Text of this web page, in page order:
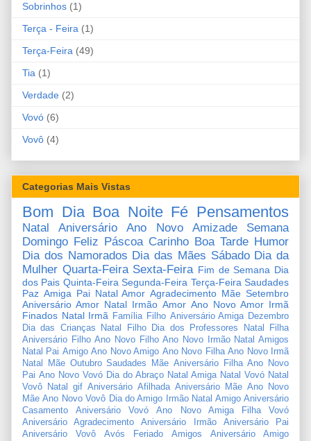
Sobrinhos (1)
Terça - Feira (1)
Terça-Feira (49)
Tia (1)
Verdade (2)
Vovó (6)
Vovô (4)
Categorias Mais Vistas
Bom Dia Boa Noite Fé Pensamentos
Natal Aniversário Ano Novo Amizade
Semana
Domingo Feliz Páscoa Carinho Boa Tarde Humor
Dia dos Namorados Dia das Mães Sábado Dia da
Mulher Quarta-Feira Sexta-Feira Fim de Semana Dia
dos Pais Quinta-Feira Segunda-Feira Terça-Feira Saudades
Paz Amiga Pai Natal Amor Agradecimento Mãe Setembro
Aniversário Amor Natal Irmão Amor Ano Novo Amor Irmã
Finados Natal Irmã Família Filho Aniversário Amiga Dezembro
Dia das Crianças
Natal Filho Dia dos Professores
Natal Filha
Aniversário Filho Ano Novo Filho Ano Novo Irmão Natal Amigos
Natal Pai Amigo Ano Novo Amigo Ano Novo Filha Ano Novo Irmã
Natal Mãe Outubro Saudades Mãe Aniversário Filha Ano Novo
Pai Ano Novo Vovó Dia do Abraço Natal Amiga Natal Vovó Natal
Vovô
Natal gif Aniversário Afilhada Aniversário Mãe Ano Novo
Mãe Ano Novo Vovô Dia do Amigo Irmão Natal Amigo Aniversário
Casamento
Aniversário Vovó Ano Novo Amiga Filha
Vovó
Aniversário Agradecimento
Aniversário Irmão
Aniversário Pai
Aniversário Vovô
Avós Feriado Amigos Aniversário Amigo